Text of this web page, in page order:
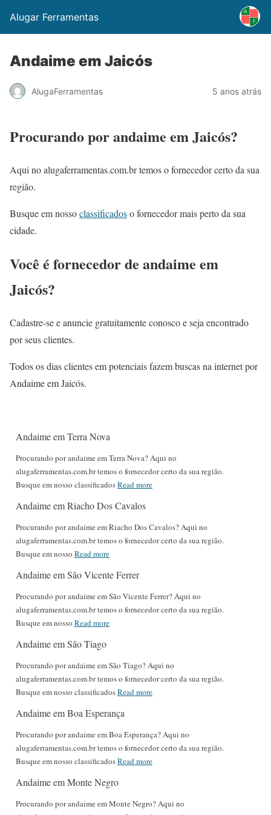
Alugar Ferramentas
Andaime em Jaicós
AlugaFerramentas 5 anos atrás
Procurando por andaime em Jaicós?
Aqui no alugaferramentas.com.br temos o fornecedor certo da sua
região.
Busque em nossoclassificadoso fornecedor mais perto da sua
cidade.
Você é fornecedor de andaime em
Jaicós?
Cadastre-se e anuncie gratuitamente conosco e seja encontrado
por seus clientes.
Todos os dias clientes em potenciais fazem buscas na internet por
Andaime em Jaicós.
Andaime em Terra Nova
Procurando por andaime em Terra Nova? Aqui no
alugaferramentas.com.br temos o fornecedor certo da sua região.
Busque em nosso classificadosRead more
Andaime em Riacho Dos Cavalos
Procurando por andaime em Riacho Dos Cavalos? Aqui no
alugaferramentas.com.br temos o fornecedor certo da sua região.
Busque em nosso Read more
Andaime em São Vicente Ferrer
Procurando por andaime em São Vicente Ferrer? Aqui no
alugaferramentas.com.br temos o fornecedor certo da sua região.
Busque em nosso Read more
Andaime em São Tiago
Procurando por andaime em São Tiago? Aqui no
alugaferramentas.com.br temos o fornecedor certo da sua região.
Busque em nosso classificadosRead more
Andaime em Boa Esperança
Procurando por andaime em Boa Esperança? Aqui no
alugaferramentas.com.br temos o fornecedor certo da sua região.
Busque em nosso classificadosRead more
Andaime em Monte Negro
Procurando por andaime em Monte Negro? Aqui no